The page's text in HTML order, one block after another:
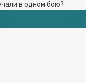
в одном бою?